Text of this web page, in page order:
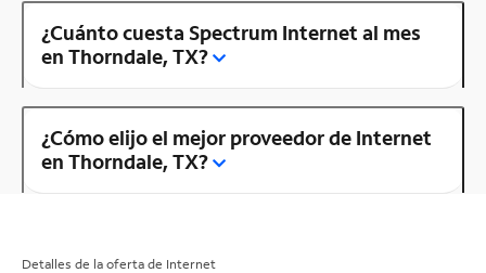
¿Cuánto cuesta Spectrum Internet al mes
en Thorndale, TX?
¿Cómo elijo el mejor proveedor de Internet
en Thorndale, TX?
Detalles de la oferta de Internet